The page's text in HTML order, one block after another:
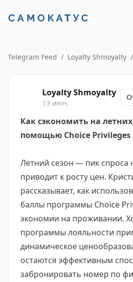
Telegram Feed / Loyalty Shmoyalty /
Loyalty Shmoyalty
13 июн.
Как сэкономить на летних
помощью Choice Privileges
Летний сезон — пик спроса
приводит к росту цен.
рассказывает, как
баллы программы Choice
экономии на проживании.
программы лояльности
динамическое
остаются эффективным
забронировать номер по